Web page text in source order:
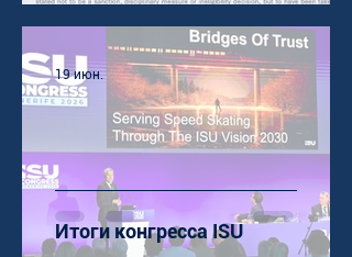
Итоги конгресса ISU
19 июн.